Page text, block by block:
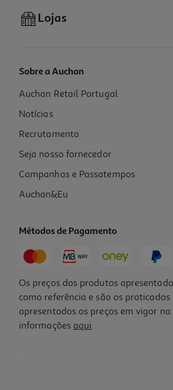
Champô Bioderma Node Ds 2x125ml 2ªun+2
106 €/Lt
26,50 €
-25%
Lojas
Sobre a Auchan
Auchan Retail Portugal
Notícias
Recrutamento
Seja nosso fornecedor
Campanhas e Passatempos
Auchan&Eu
Métodos de Pagamento
Os preços dos produtos
como referência e são os
apresentados os preços em vigor
informações aqui.